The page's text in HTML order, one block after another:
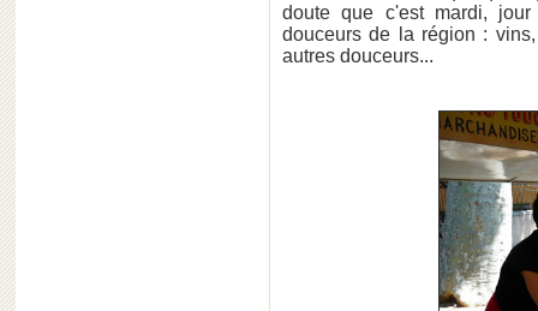
doute que c'est mardi,
douceurs de la région :
autres douceurs...